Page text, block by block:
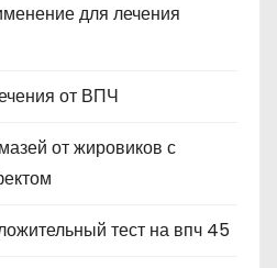
для лечения
от ВПЧ
от жировиков с
тест на впч 45